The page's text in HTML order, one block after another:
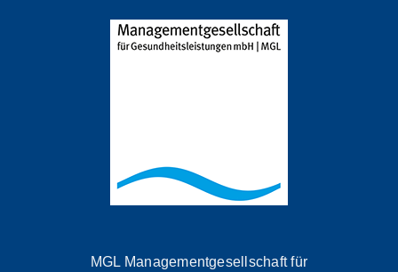
MGL Managementgesellschaft für